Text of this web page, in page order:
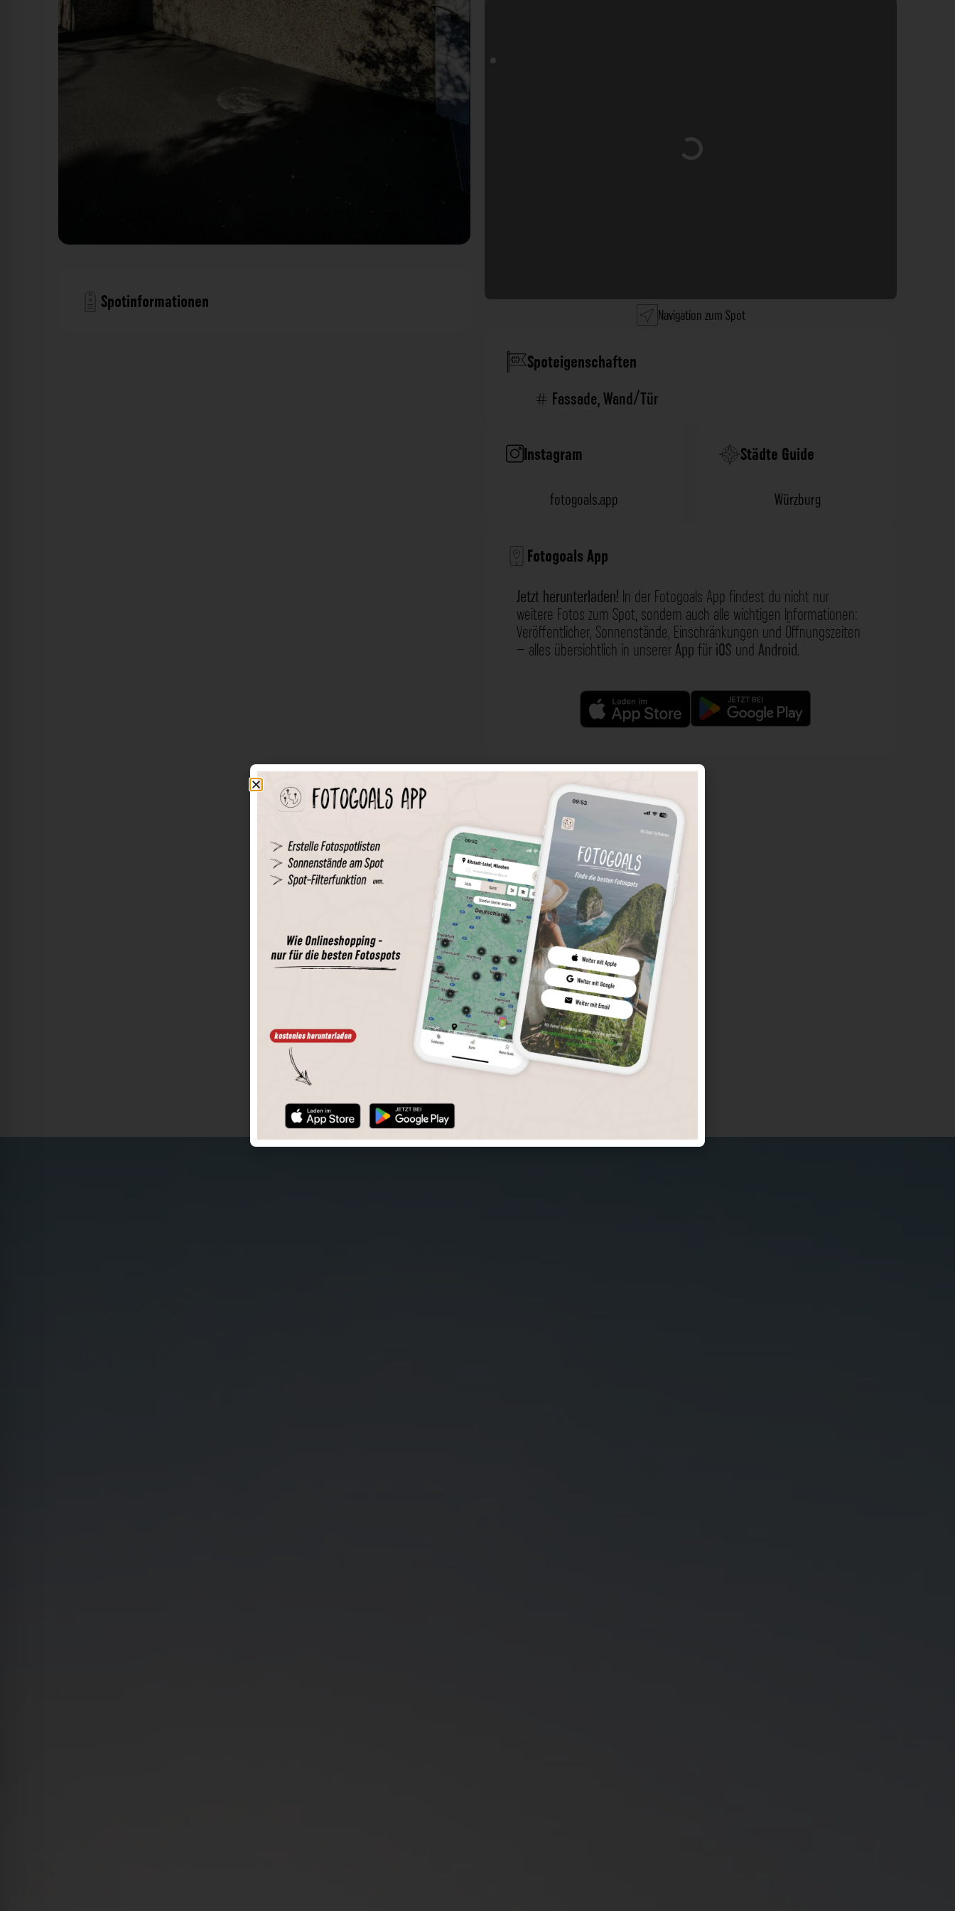
Spotinformationen
Wird geladen …
Navigation zum Spot
Spoteigenschaften
Fassade,Wand/Tür
Instagram
fotogoals.app
Städte Guide
Würzburg
Fotogoals App
Jetzt herunterladen! In der Fotogoals App findest du nicht nur
weitere Fotos zum Spot, sondern auch alle wichtigen Informationen:
Veröffentlicher, Sonnenstände, Einschränkungen und Öffnungszeiten
– alles übersichtlich in unsererAppfüriOS undAndroid.